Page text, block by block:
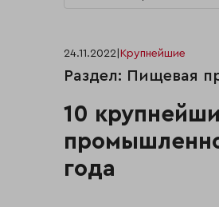
24.11.2022 Крупнейшие
Раздел: Пищевая
10
года